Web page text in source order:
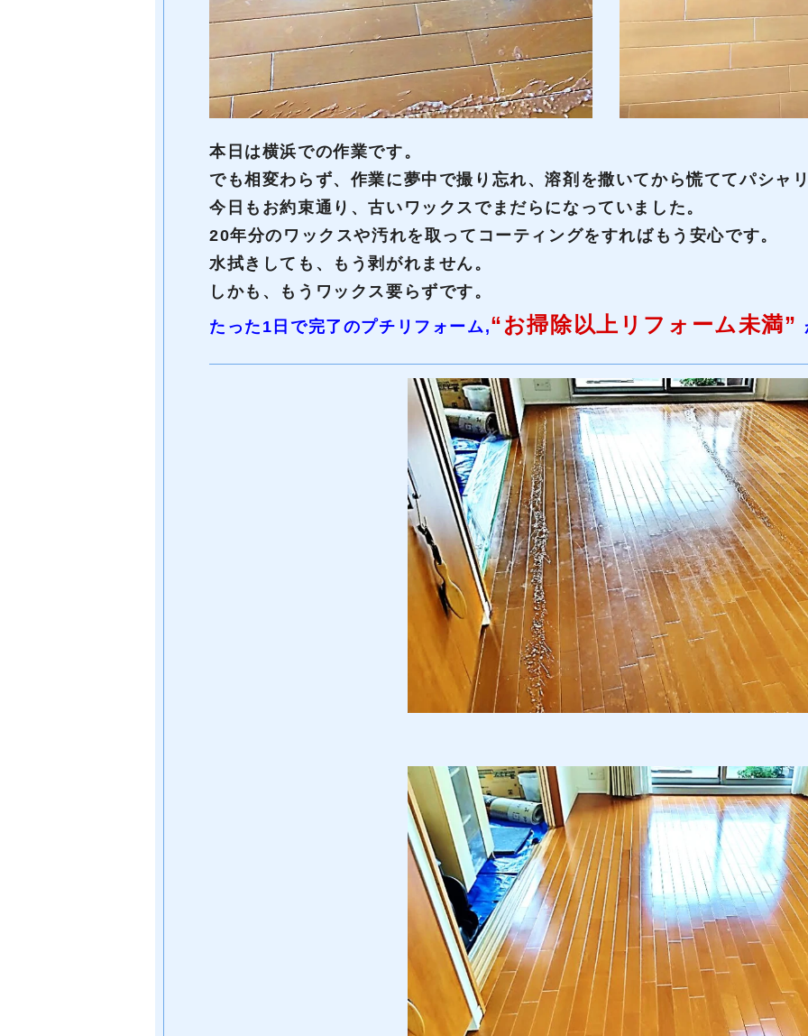
本日は横浜での作業です。
でも相変わらず、作業に夢中で撮り忘れ、溶剤を撒いてから慌ててパシャ
今日もお約束通り、古いワックスでまだらになっていました。
20年分のワックスや汚れを取ってコーティングをすればもう安心です。
水拭きしても、もう剥がれません。
しかも、もうワックス要らずです。
たった1日で完了のプチリフォーム,“お掃除以上リフォーム未満”